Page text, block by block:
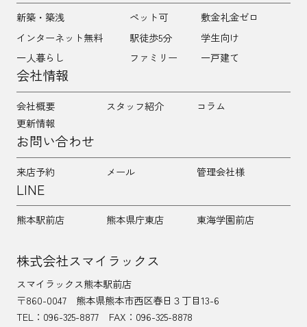
新築・築浅 ペット可
敷金礼金ゼロ
インターネット無料
駅徒歩5分
学生向け
一人暮らし
ファミリー 一戸建て
会社情報
会社概要 スタッフ紹介
コラム
更新情報
お問い合わせ
来店予約 メール 管理会社様
LINE
熊本駅前店 熊本県庁東店 東海学園前店
株式会社スマイラックス
スマイラックス熊本駅前店
〒860-0047
熊本県熊本市西区春日３丁目13-6
TEL： 096-325-8877
FAX：096-325-8878